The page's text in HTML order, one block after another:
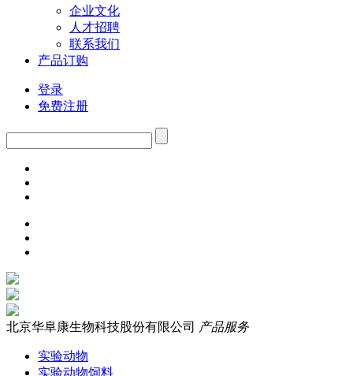
企业文化
人才招聘
联系我们
产品订购
登录
免费注册
北京华阜康生物科技股份有限公司 产品服务
实验动物
实验动物饲料